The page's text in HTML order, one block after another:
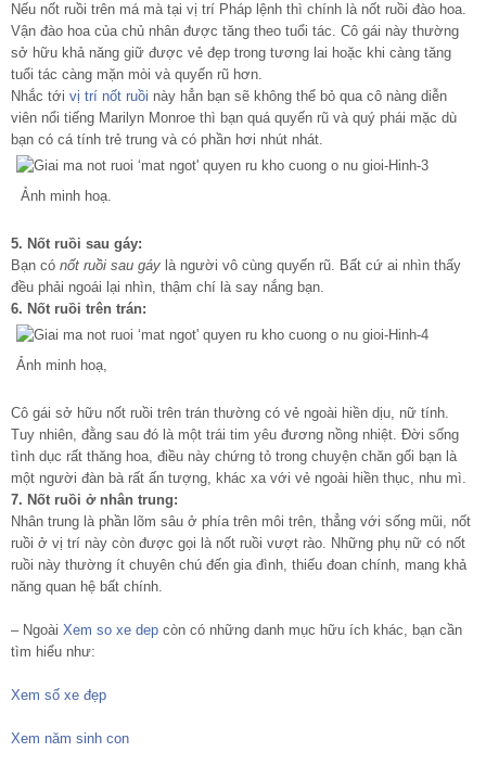
Nếu nốt ruồi trên má mà tại vị trí Pháp lệnh thì chính là nốt ruồi đào hoa.
Vận đào hoa của chủ nhân được tăng theo tuổi tác. Cô gái này thường
sở hữu khả năng giữ được vẻ đẹp trong tương lai hoặc khi càng tăng
tuổi tác càng mặn mòi và quyến rũ hơn.
Nhắc tới vị trí nốt ruồi này hẳn bạn sẽ không thể bỏ qua cô nàng diễn
viên nổi tiếng Marilyn Monroe thì bạn quá quyến rũ và quý phái mặc dù
bạn có cá tính trẻ trung và có phần hơi nhút nhát.
Ảnh minh hoạ.
5. Nốt ruồi sau gáy:
Bạn có nốt ruồi sau gáy là người vô cùng quyến rũ. Bất cứ ai nhìn thấy
đều phải ngoái lại nhìn, thậm chí là say nắng bạn.
6. Nốt ruồi trên trán:
Ảnh minh hoạ,
Cô gái sở hữu nốt ruồi trên trán thường có vẻ ngoài hiền dịu, nữ tính.
Tuy nhiên, đằng sau đó là một trái tim yêu đương nồng nhiệt. Đời sống
tình dục rất thăng hoa, điều này chứng tỏ trong chuyện chăn gối bạn là
một người đàn bà rất ấn tượng, khác xa với vẻ ngoài hiền thục, nhu mì.
7. Nốt ruồi ở nhân trung:
Nhân trung là phần lõm sâu ở phía trên môi trên, thẳng với sống mũi, nốt
ruồi ở vị trí này còn được gọi là nốt ruồi vượt rào. Những phụ nữ có nốt
ruồi này thường ít chuyên chú đến gia đình, thiếu đoan chính, mang khả
năng quan hệ bất chính.
– Ngoài Xem so xe dep còn có những danh mục hữu ích khác, bạn cần
tìm hiểu như:
Xem số xe đẹp
Xem năm sinh con